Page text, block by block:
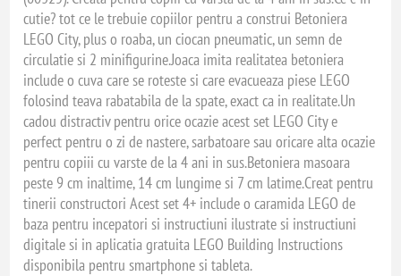
cutie? tot ce le trebuie copiilor pentru a construi Betoniera
LEGO City, plus o roaba, un ciocan pneumatic, un semn de
circulatie si 2 minifigurine.Joaca imita realitatea betoniera
include o cuva care se roteste si care evacueaza piese LEGO
folosind teava rabatabila de la spate, exact ca in realitate.Un
cadou distractiv pentru orice ocazie acest set LEGO City e
perfect pentru o zi de nastere, sarbatoare sau oricare alta ocazie
pentru copiii cu varste de la 4 ani in sus.Betoniera masoara
peste 9 cm inaltime, 14 cm lungime si 7 cm latime.Creat pentru
tinerii constructori Acest set 4+ include o caramida LEGO de
baza pentru incepatori si instructiuni ilustrate si instructiuni
digitale si in aplicatia gratuita LEGO Building Instructions
disponibila pentru smartphone si tableta.